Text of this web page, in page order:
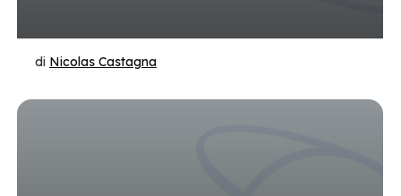
di Nicolas Castagna